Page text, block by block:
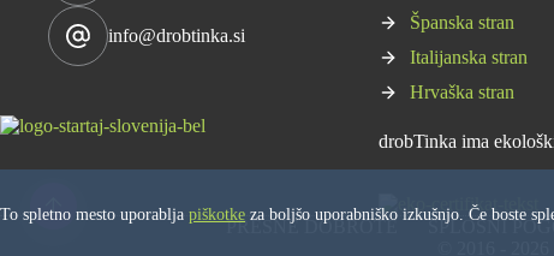
To spletno mesto uporablja piškotke za boljšo uporabniško izkušnjo. Če boste
info@drobtinka.si
Španska stran
Italijanska stran
Hrvaška stran
drobTinka ima
PRESNE DOBROTE SPLOŠNI